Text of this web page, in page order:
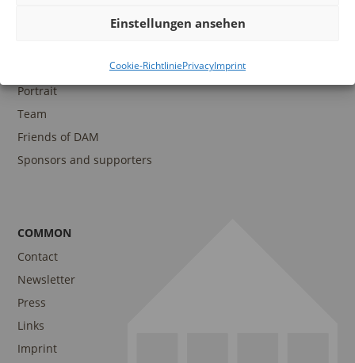
Einstellungen ansehen
Cookie-RichtliniePrivacyImprint
Portrait
Team
Friends of DAM
Sponsors and supporters
COMMON
Contact
Newsletter
Press
Links
Imprint